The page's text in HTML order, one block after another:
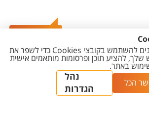
מדיניות
מדיניות עריכת
תוכן